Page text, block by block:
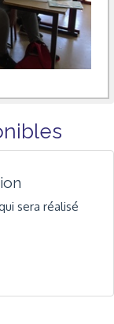
sera réalisé